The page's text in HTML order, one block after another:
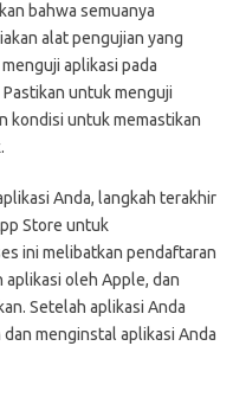
bahwa semuanya
alat pengujian yang
aplikasi pada
untuk menguji
kondisi untuk memastikan
Anda, langkah terakhir
Store untuk
ini melibatkan pendaftaran
oleh Apple, dan
Setelah aplikasi Anda
menginstal aplikasi Anda